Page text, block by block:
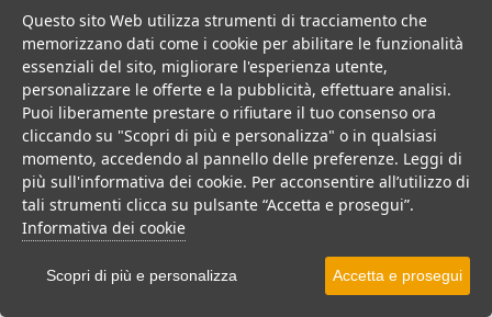
107 Camere
Villaggio a Vieste, con piscina e animazione, ideale per famiglie
con bambini.
Villaggio Hotel
VEDI SU MAPPA
INFO STRUTTURA
APRI STRUTTURA
PREVENTIVO
Questo sito Web utilizza strumenti di tracciamento che
memorizzano dati come i cookie per abilitare le funzionalità
essenziali del sito, migliorare l'esperienza utente,
personalizzare le offerte e la pubblicità, effettuare analisi.
Puoi liberamente prestare o rifiutare il tuo consenso ora
cliccando su "Scopri di più e personalizza" o in qualsiasi
momento, accedendo al pannello delle preferenze. Leggi di
più sull'informativa dei cookie. Per acconsentire all’utilizzo di
tali strumenti clicca su pulsante “Accetta e prosegui”.
Informativa dei cookie
Scopri di più e personalizza Accetta e prosegui